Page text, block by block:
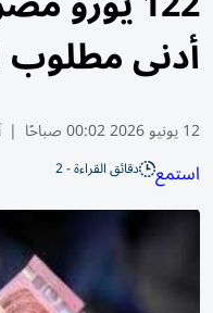
أدنى مطلوب
12 يونيو 2026 00:02 صباحًا |
استمع دقائق القراءة - 2